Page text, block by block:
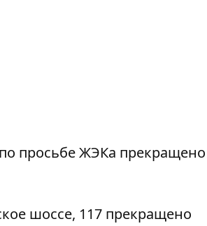
просьбе ЖЭКа прекращено
шоссе, 117 прекращено